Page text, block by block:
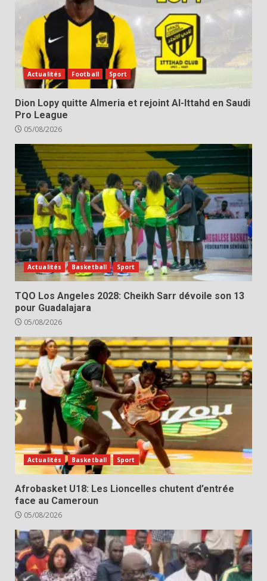
Actualités Football Sport
Dion Lopy quitte Almeria et rejoint Al-Ittahd en Saudi
Pro League
05/08/2026
Actualités Basketball Sport
TQO Los Angeles 2028: Cheikh Sarr dévoile son 13
pour Guadalajara
05/08/2026
Actualités Basketball Sport
Afrobasket U18: Les Lioncelles chutent d’entrée
face au Cameroun
05/08/2026